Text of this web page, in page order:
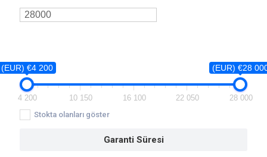
(EUR) €4 200 (EUR) €28
4 200 10 150 16 100 22 050
28 000
Stokta olanları göster
Garanti Süresi